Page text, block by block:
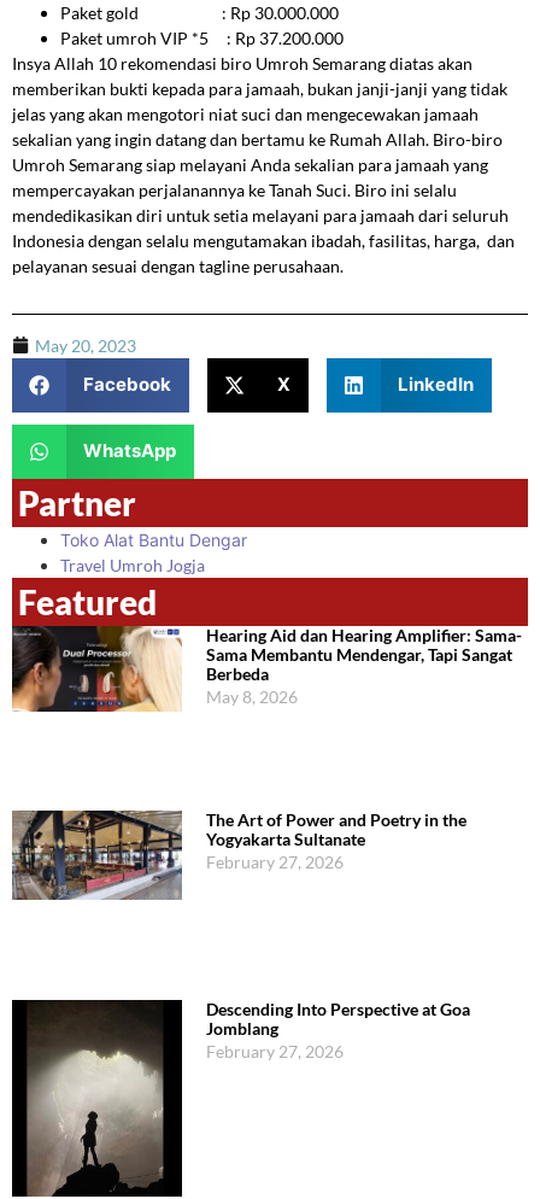
Paket gold
: Rp 30.000.000
Paket umroh VIP *5
: Rp 37.200.000
Insya Allah 10 rekomendasi biro Umroh Semarang diatas akan
memberikan bukti kepada para jamaah, bukan janji-janji yang tidak
jelas yang akan mengotori niat suci dan mengecewakan jamaah
sekalian yang ingin datang dan bertamu ke Rumah Allah. Biro-biro
Umroh Semarang siap melayani Anda sekalian para jamaah yang
mempercayakan perjalanannya ke Tanah Suci. Biro ini selalu
mendedikasikan diri untuk setia melayani para jamaah dari seluruh
Indonesia dengan selalu mengutamakan ibadah, fasilitas, harga, dan
pelayanan sesuai dengan tagline perusahaan.
May 20, 2023
Facebook X LinkedIn
WhatsApp
Partner
Toko Alat Bantu Dengar
Travel Umroh Jogja
Featured
Hearing Aid dan Hearing Amplifier: Sama-
Sama Membantu Mendengar, Tapi Sangat
Berbeda
May 8, 2026
The Art of Power and Poetry in the
Yogyakarta Sultanate
February 27, 2026
Descending Into Perspective at Goa
Jomblang
February 27, 2026